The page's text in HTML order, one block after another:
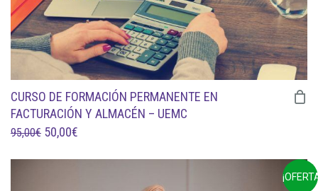
CURSO DE FORMACIÓN PERMANENTE EN
FACTURACIÓN Y ALMACÉN – UEMC
95,00€ EL
50,00€